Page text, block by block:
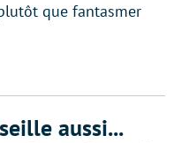
que fantasmer
aussi...